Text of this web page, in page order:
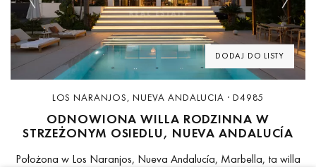
DODAJ DO LISTY
Previous Next
LOS NARANJOS, NUEVA ANDALUCIA · D4985
ODNOWIONA WILLA RODZINNA W
STRZEŻONYM OSIEDLU, NUEVA ANDALUCÍA
Położona w Los Naranjos, Nueva Andalucía, Marbella, ta willa